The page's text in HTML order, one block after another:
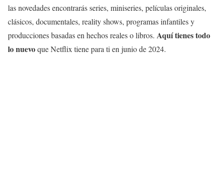
las novedades encontrarás series, miniseries, películas originales,
clásicos, documentales, reality shows, programas infantiles y
producciones basadas en hechos reales o libros. Aquí tienes todo
lo nuevoque Netflix tiene para ti en junio de 2024.